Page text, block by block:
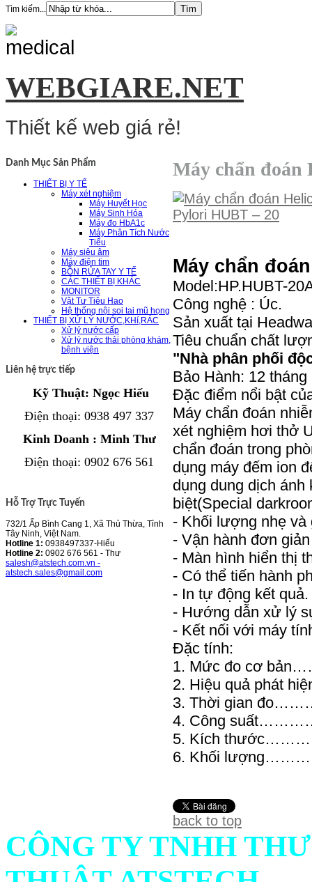
Tìm kiếm...
WEBGIARE.NET
Thiết kế web giá rẻ!
Danh Mục Sản Phẩm
THIẾT BỊ Y TẾ
Máy xét nghiệm
Máy Huyết Học
Máy Sinh Hóa
Máy đo HbA1c
Máy Phân Tích Nước
Tiểu
Máy siêu âm
Máy điện tim
BỒN RỬA TAY Y TẾ
CÁC THIẾT BỊ KHÁC
MONITOR
Vật Tư Tiêu Hao
Hệ thống nội soi tai mũ họng
THIẾT BỊ XỬ LÝ NƯỚC,KHí,RÁC
Xử lý nước cấp
Xử lý nước thải phòng khám,
bệnh viện
Liên hệ trực tiếp
Kỹ Thuật: Ngọc Hiếu
Điện thoại: 0938 497 337
Kinh Doanh : Minh Thư
Điện thoại: 0902 676 561
Hỗ Trợ Trực Tuyến
732/1 Ấp Bình Cang 1, Xã Thủ Thừa, Tỉnh
Tây Ninh, Việt Nam.
Hotline 1: 0938497337-Hiếu
Hotline 2: 0902 676 561 - Thư
salesh@atstech.com.vn -
atstech.sales@gmail.com
Máy chẩn đoán
Máy chẩn
Model:HP.HUBT-
Công nghệ : Úc.
Sản xuất tại
Tiêu chuẩn chất
"Nhà phân phối
Bảo Hành: 12 tháng
Đặc điểm nổi bật
Máy chẩn đoán
xét nghiệm hơi thở
chẩn đoán trong
dụng máy đếm ion
dụng dung dịch
biệt(Special
- Khối lượng nhẹ và
- Vận hành đơn
- Màn hình hiển thị
- Có thể tiến hành
- In tự động kết quả.
- Hướng dẫn xử lý
- Kết nối với máy
Đặc tính:
1. Mức đo cơ
2. Hiệu quả phát
3. Thời gian
4. Công
5. Kích
6. Khối
back to top
CÔNG TY TNHH